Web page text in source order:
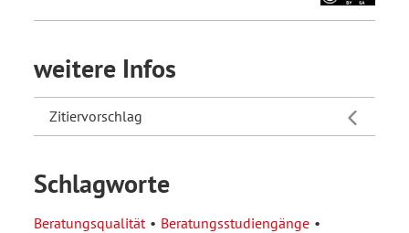
weitere Infos
Zitiervorschlag
Schlagworte
Beratungsqualität
Beratungsstudiengänge